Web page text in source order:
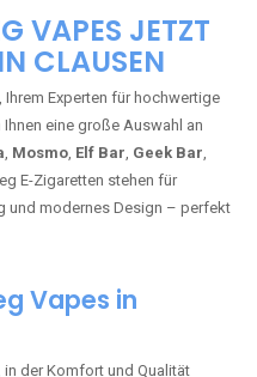
VAPES JETZT
CLAUSEN
, Ihrem Experten für hochwertige
Ihnen eine große Auswahl an
, Mosmo, Elf Bar, Geek Bar,
E-Zigaretten stehen für
und modernes Design – perfekt
Vapes in
in der Komfort und Qualität